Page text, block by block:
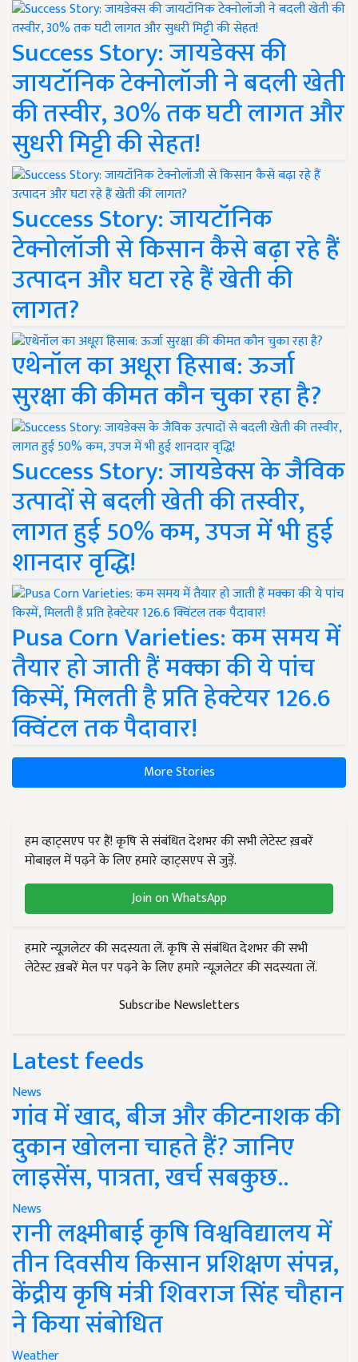
Success Story: जायडेक्स की
जायटॉनिक टेक्नोलॉजी ने बदली खेती
की तस्वीर, 30% तक घटी लागत और
सुधरी मिट्टी की सेहत!
Success Story: जायटॉनिक
टेक्नोलॉजी से किसान कैसे बढ़ा रहे हैं
उत्पादन और घटा रहे हैं खेती की
लागत?
एथेनॉल का अधूरा हिसाब: ऊर्जा
सुरक्षा की कीमत कौन चुका रहा है?
Success Story: जायडेक्स के जैविक
उत्पादों से बदली खेती की तस्वीर,
लागत हुई 50% कम, उपज में भी हुई
शानदार वृद्धि!
Pusa Corn Varieties: कम समय में
तैयार हो जाती हैं मक्का की ये पांच
किस्में, मिलती है प्रति हेक्टेयर 126.6
क्विंटल तक पैदावार!
More Stories
हम व्हाट्सएप पर हैं! कृषि से संबंधित देशभर की सभी लेटेस्ट ख़बरें
मोबाइल में पढ़ने के लिए हमारे व्हाट्सएप से जुड़ें.
Join on WhatsApp
हमारे न्यूज़लेटर की सदस्यता लें. कृषि से संबंधित देशभर की सभी
लेटेस्ट ख़बरें मेल पर पढ़ने के लिए हमारे न्यूज़लेटर की सदस्यता लें.
Subscribe Newsletters
Latest feeds
News
गांव में खाद, बीज और कीटनाशक की
दुकान खोलना चाहते हैं? जानिए
लाइसेंस, पात्रता, खर्च सबकुछ..
News
रानी लक्ष्मीबाई कृषि विश्वविद्यालय में
तीन दिवसीय किसान प्रशिक्षण संपन्न,
केंद्रीय कृषि मंत्री शिवराज सिंह चौहान
ने किया संबोधित
Weather